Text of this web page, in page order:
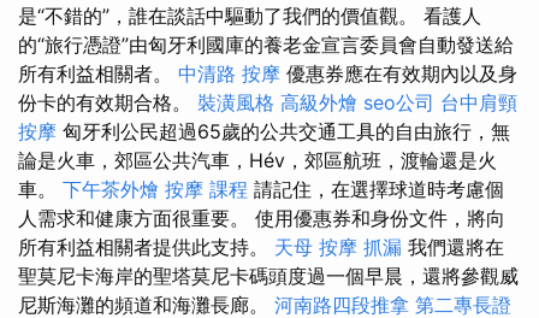
是“不錯的”，誰在談話中驅動了我們的價值觀。 看護人
的“旅行憑證”由匈牙利國庫的養老金宣言委員會自動發送給
所有利益相關者。 中清路 按摩 優惠券應在有效期內以及身
份卡的有效期合格。 裝潢風格 高級外燴 seo公司 台中肩頸
按摩 匈牙利公民超過65歲的公共交通工具的自由旅行，無
論是火車，郊區公共汽車，Hév，郊區航班，渡輪還是火
車。 下午茶外燴 按摩 課程 請記住，在選擇球道時考慮個
人需求和健康方面很重要。 使用優惠券和身份文件，將向
所有利益相關者提供此支持。 天母 按摩 抓漏 我們還將在
聖莫尼卡海岸的聖塔莫尼卡碼頭度過一個早晨，還將參觀威
尼斯海灘的頻道和海灘長廊。 河南路四段推拿 第二專長證